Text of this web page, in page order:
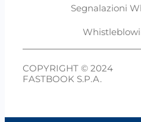
Segnalazioni
COPYRIGHT © 2024
FASTBOOK S.P.A.